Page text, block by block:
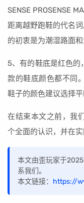
SENSE PROSENSE
距离越野跑鞋的代名
的初衷是为潮湿路面
5、有的鞋底是红色的
款的鞋底颜色都不同
鞋子的颜色建议选择
在结束本文之前，我
个全面的认识，并在实
本文由歪玩家于
系我们。
本文链接： https://